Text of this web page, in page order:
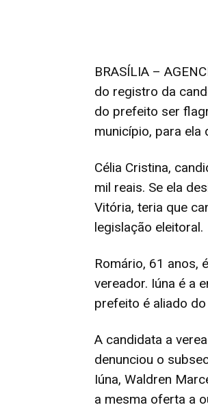
BRASÍLIA –
do registro da
do prefeito ser
município, para ela
Célia Cristina,
mil reais. Se ela
Vitória, teria que
legislação eleitoral.
Romário, 61 anos,
vereador. Iúna é a
prefeito é aliado
A candidata a
denunciou o
Iúna, Waldren
a mesma oferta a